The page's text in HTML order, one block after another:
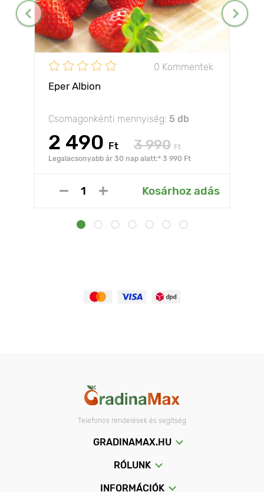
0 Kommentek
Eper Albion
Csomagonkénti mennyiség: 5 db
2 490 Ft 3 990 Ft
Legalacsonyabb ár 30 nap alatt:* 3 990 Ft
Kosárhoz adás
Telefonos rendelések és segítség
GRADINAMAX.HU
RÓLUNK
INFORMÁCIÓK